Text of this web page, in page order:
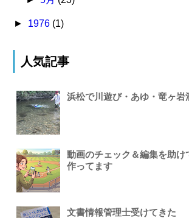
► 1976 (1)
人気記事
浜松で川遊び・あゆ・竜ヶ岩
動画のチェック＆編集を助け
作ってます
文書情報管理士受けてきた